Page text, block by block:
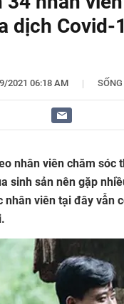
dịch Covid-
2021 06:18 AM | SỐNG
nhân viên chăm sóc
sinh sản nên gặp
nhân viên tại đây vẫn